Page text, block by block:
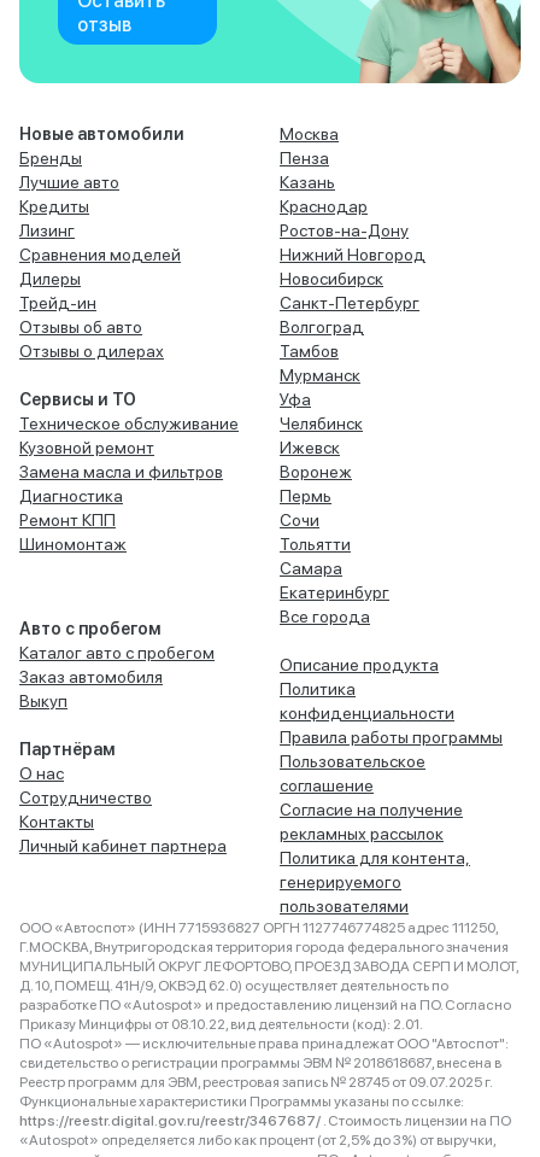
отзыв
Новые автомобили
Бренды
Лучшие авто
Кредиты
Лизинг
Сравнения моделей
Дилеры
Трейд-ин
Отзывы об авто
Отзывы о дилерах
Сервисы и ТО
Техническое обслуживание
Кузовной ремонт
Замена масла и фильтров
Диагностика
Ремонт КПП
Шиномонтаж
Авто с пробегом
Каталог авто с пробегом
Заказ автомобиля
Выкуп
Партнёрам
О нас
Сотрудничество
Контакты
Личный кабинет партнера
Москва
Пенза
Казань
Краснодар
Ростов-на-Дону
Нижний Новгород
Новосибирск
Санкт-Петербург
Волгоград
Тамбов
Мурманск
Уфа
Челябинск
Ижевск
Воронеж
Пермь
Сочи
Тольятти
Самара
Екатеринбург
Все города
Описание продукта
Политика
конфиденциальности
Правила работы программы
Пользовательское
соглашение
Согласие на получение
рекламных рассылок
Политика для контента,
генерируемого
пользователями
ООО «Автоспот» (ИНН 7715936827 ОРГН 1127746774825 адрес 111250,
Г.МОСКВА, Внутригородская территория города федерального значения
МУНИЦИПАЛЬНЫЙ ОКРУГ ЛЕФОРТОВО, ПРОЕЗД ЗАВОДА СЕРП И МОЛОТ,
Д. 10, ПОМЕЩ. 41Н/9, ОКВЭД 62.0) осуществляет деятельность по
разработке ПО «Autospot» и предоставлению лицензий на ПО. Согласно
Приказу Минцифры от 08.10.22, вид деятельности (код): 2.01.
ПО «Autospot» — исключительные права принадлежат ООО "Автоспот":
свидетельство о регистрации программы ЭВМ № 2018618687, внесена в
Реестр программ для ЭВМ, реестровая запись № 28745 от 09.07.2025 г.
Функциональные характеристики Программы указаны по ссылке:
https://reestr.digital.gov.ru/reestr/3467687/ . Стоимость лицензии на ПО
«Autospot» определяется либо как процент (от 2,5% до 3%) от выручки,